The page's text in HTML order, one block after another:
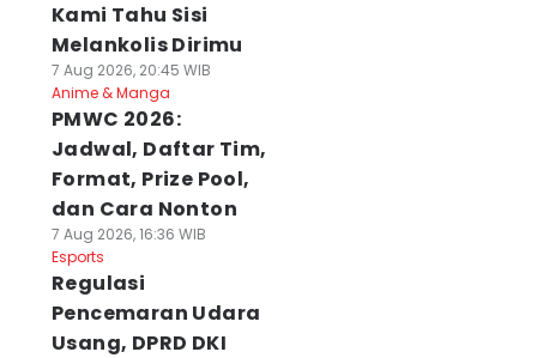
Kami Tahu Sisi
Melankolis Dirimu
7 Aug 2026, 20:45 WIB
Anime & Manga
PMWC 2026:
Jadwal, Daftar Tim,
Format, Prize Pool,
dan Cara Nonton
7 Aug 2026, 16:36 WIB
Esports
Regulasi
Pencemaran Udara
Usang, DPRD DKI